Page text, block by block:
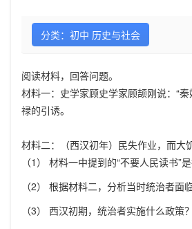
分类：初中 历史与社会
阅读材料，回答问题。
材料一：史学家顾史学家顾颉刚说：“
禄的引诱。
材料二：（西汉初年）民失作业，而
（1） 材料一中提到的“不要人民读书”
（2） 根据材料二，分析当时统治者面
（3） 西汉初期，统治者实施什么政策